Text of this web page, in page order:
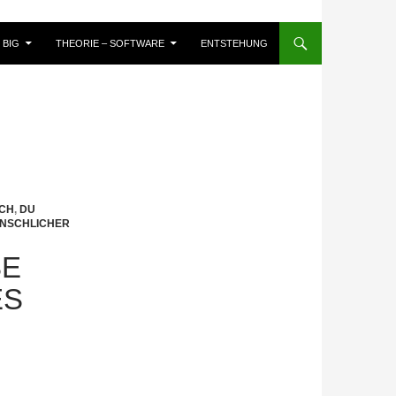
BIG THEORIE – SOFTWARE ENTSTEHUNG
, DU